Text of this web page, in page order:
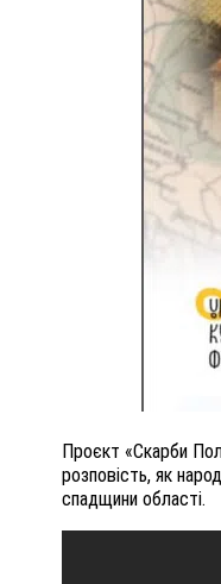
Проєкт «Скарби
розповість, як
спадщини області.
ПОЛІЦІЯ
ЛЮДМИЛУ
0